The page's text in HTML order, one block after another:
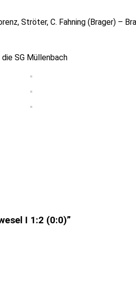
Ströter, C. Fahning (Brager) –
SG Müllenbach
I 1:2 (0:0)”